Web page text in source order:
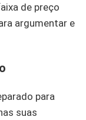
de preço
argumentar e
para
suas